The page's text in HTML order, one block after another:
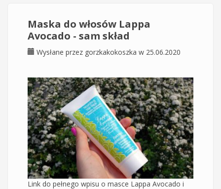
Maska do włosów Lappa
Avocado - sam skład
Wysłane przez gorzkakokoszka w 25.06.2020
Link do pełnego wpisu o masce Lappa Avocado i